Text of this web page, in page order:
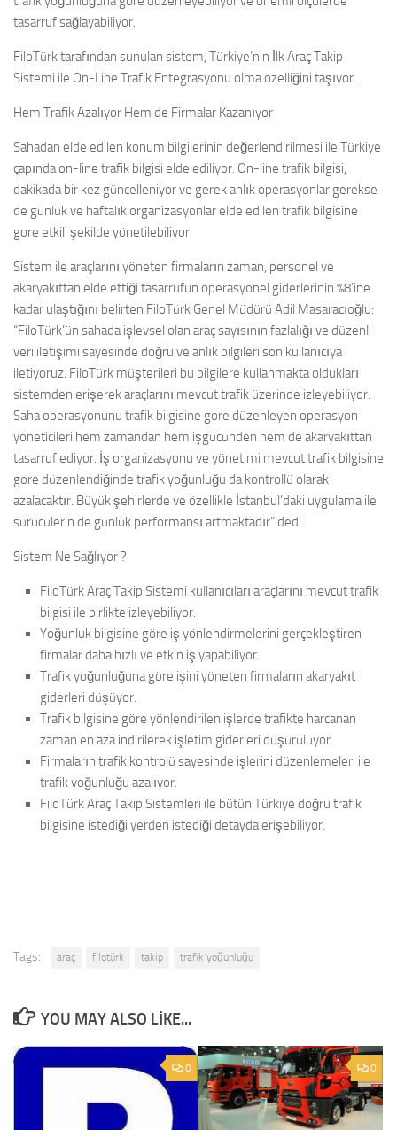
tasarruf sağlayabiliyor.
FiloTürk tarafından sunulan sistem, Türkiye’nin İlk Araç Takip
Sistemi ile On-Line Trafik Entegrasyonu olma özelliğini taşıyor.
Hem Trafik Azalıyor Hem de Firmalar Kazanıyor
Sahadan elde edilen konum bilgilerinin değerlendirilmesi ile Türkiye
çapında on-line trafik bilgisi elde ediliyor. On-line trafik bilgisi,
dakikada bir kez güncelleniyor ve gerek anlık operasyonlar gerekse
de günlük ve haftalık organizasyonlar elde edilen trafik bilgisine
gore etkili şekilde yönetilebiliyor.
Sistem ile araçlarını yöneten firmaların zaman, personel ve
akaryakıttan elde ettiği tasarrufun operasyonel giderlerinin %8’ine
kadar ulaştığını belirten FiloTürk Genel Müdürü Adil Masaracıoğlu:
“FiloTürk’ün sahada işlevsel olan araç sayısının fazlalığı ve düzenli
veri iletişimi sayesinde doğru ve anlık bilgileri son kullanıcıya
iletiyoruz. FiloTürk müşterileri bu bilgilere kullanmakta oldukları
sistemden erişerek araçlarını mevcut trafik üzerinde izleyebiliyor.
Saha operasyonunu trafik bilgisine gore düzenleyen operasyon
yöneticileri hem zamandan hem işgücünden hem de akaryakıttan
tasarruf ediyor. İş organizasyonu ve yönetimi mevcut trafik bilgisine
gore düzenlendiğinde trafik yoğunluğu da kontrollü olarak
azalacaktır. Büyük şehirlerde ve özellikle İstanbul’daki uygulama ile
sürücülerin de günlük performansı artmaktadır” dedi.
Sistem Ne Sağlıyor ?
FiloTürk Araç Takip Sistemi kullanıcıları araçlarını mevcut trafik
bilgisi ile birlikte izleyebiliyor.
Yoğunluk bilgisine göre iş yönlendirmelerini gerçekleştiren
firmalar daha hızlı ve etkin iş yapabiliyor.
Trafik yoğunluğuna göre işini yöneten firmaların akaryakıt
giderleri düşüyor.
Trafik bilgisine göre yönlendirilen işlerde trafikte harcanan
zaman en aza indirilerek işletim giderleri düşürülüyor.
Firmaların trafik kontrolü sayesinde işlerini düzenlemeleri ile
trafik yoğunluğu azalıyor.
FiloTürk Araç Takip Sistemleri ile bütün Türkiye doğru trafik
bilgisine istediği yerden istediği detayda erişebiliyor.
Tags: araç filotürk takip trafik yoğunluğu
YOU MAY ALSO LIKE...
0 0